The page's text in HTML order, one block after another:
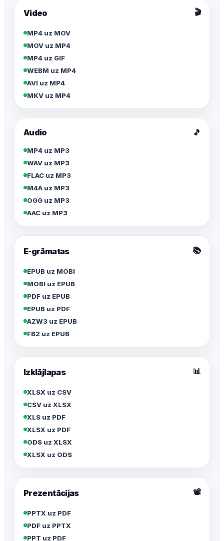
Video 🎬
MP4 uz MOV
MOV uz MP4
MP4 uz GIF
WEBM uz MP4
AVI uz MP4
MKV uz MP4
Audio 🎵
MP4 uz MP3
WAV uz MP3
FLAC uz MP3
M4A uz MP3
OGG uz MP3
AAC uz MP3
E-grāmatas 📚
EPUB uz MOBI
MOBI uz EPUB
PDF uz EPUB
EPUB uz PDF
AZW3 uz EPUB
FB2 uz EPUB
Izklājlapas 📊
XLSX uz CSV
CSV uz XLSX
XLS uz PDF
XLSX uz PDF
ODS uz XLSX
XLSX uz ODS
Prezentācijas 📽️
PPTX uz PDF
PDF uz PPTX
PPT uz PDF